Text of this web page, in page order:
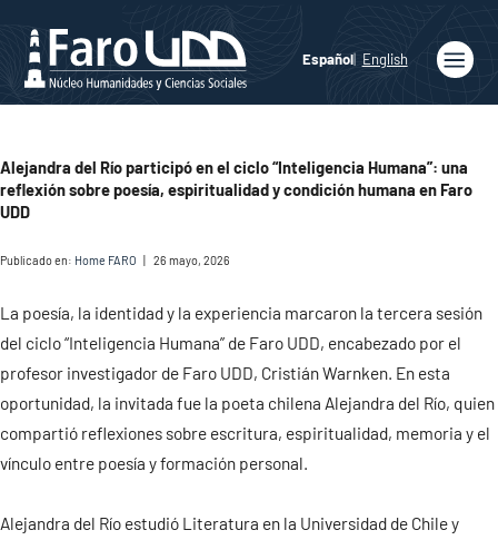
Español English
Quiénes
somos
Programas
Medios
Agenda
Ediciones
Contacto
Alejandra del Río participó en el ciclo “Inteligencia Humana”: una
reflexión sobre poesía, espiritualidad y condición humana en Faro
UDD
Publicado en: Home FARO 26 mayo, 2026
La poesía, la identidad y la experiencia marcaron la tercera sesión
del ciclo “Inteligencia Humana” de Faro UDD, encabezado por el
profesor investigador de Faro UDD, Cristián Warnken. En esta
oportunidad, la invitada fue la poeta chilena Alejandra del Río, quien
compartió reflexiones sobre escritura, espiritualidad, memoria y el
vínculo entre poesía y formación personal.
Alejandra del Río estudió Literatura en la Universidad de Chile y